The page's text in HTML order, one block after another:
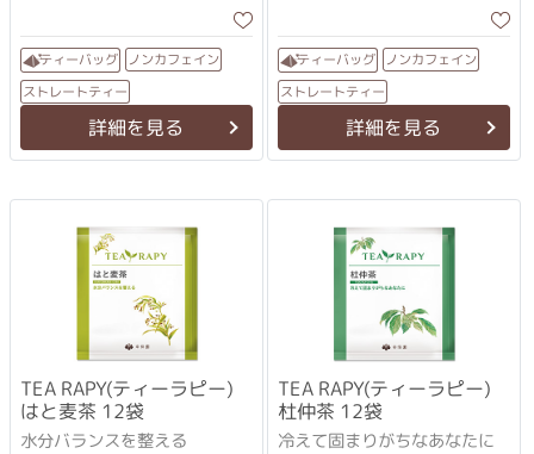
ティーバッグ ノンカフェイン
ストレートティー
詳細を見る
ティーバッグ ノンカフェイン
ストレートティー
詳細を見る
TEA RAPY(ティーラピー)
はと麦茶 12袋
水分バランスを整える
TEA RAPY(ティーラピー)
杜仲茶 12袋
冷えて固まりがちなあなたに